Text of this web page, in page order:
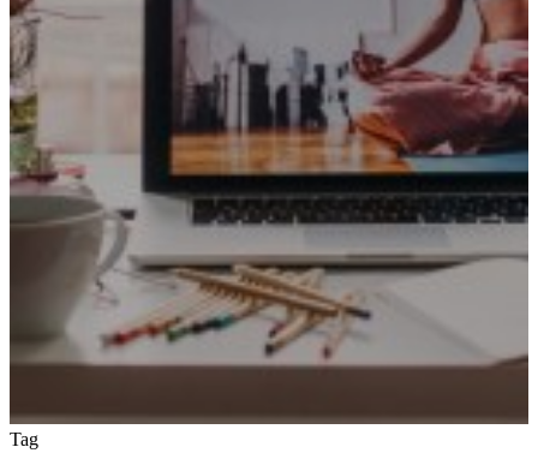
Tag